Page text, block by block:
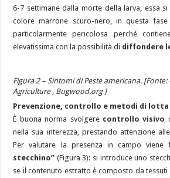
6-7 settimane dalla morte della larva, essa
colore marrone scuro-nero, in questa
particolarmente pericolosa perché
elevatissima con la possibilità di diffondere
Figura 2 – Sintomi di Peste americana.
Agriculture , Bugwood.org ]
Prevenzione, controllo e metodi di lotta
È buona norma svolgere controllo visivo
nella sua interezza, prestando attenzione
Per valutare la presenza in campo viene
stecchino” (Figura 3): si introduce uno
se il contenuto estratto è composto da